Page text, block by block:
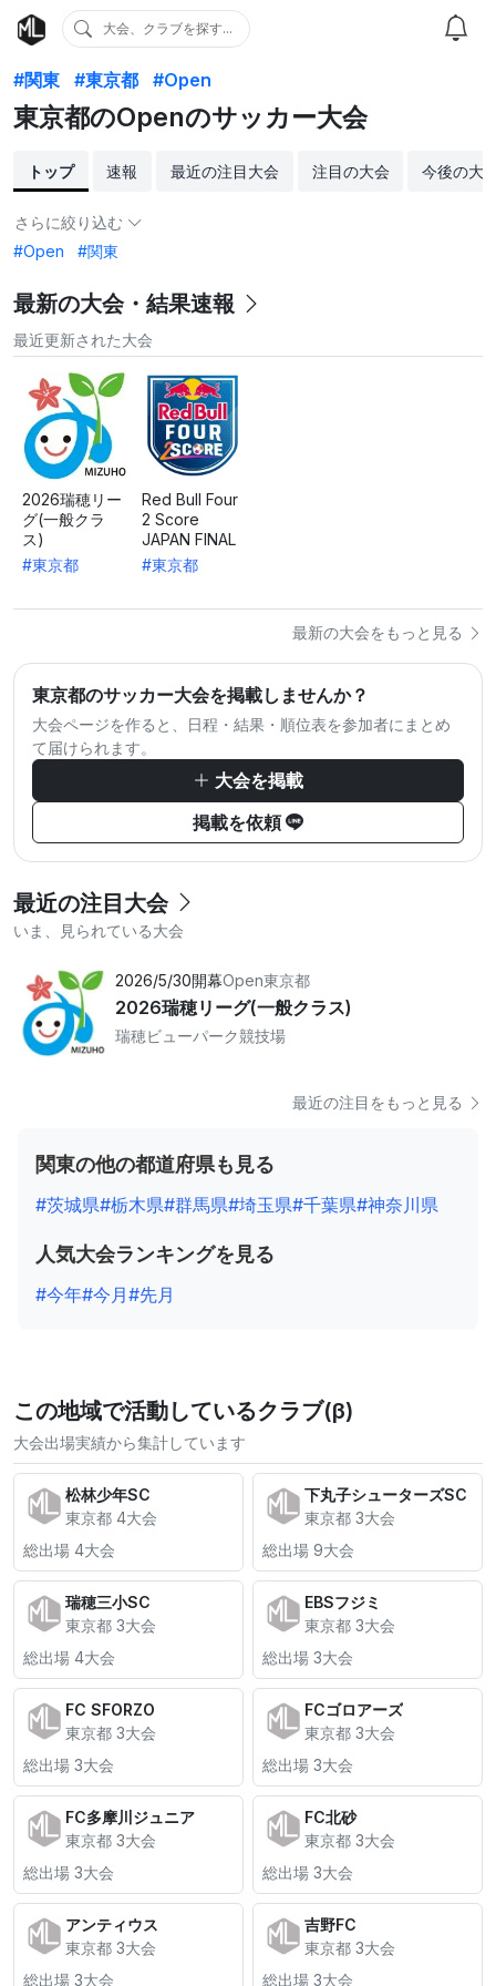
大会、クラブを探す...
#関東 #東京都 #Open
東京都のOpenのサッカー大会
トップ 速報 最近の注目大会 注目の大会 今後の大
さらに絞り込む
#Open
#関東
最新の大会・結果速報
最近更新された大会
2026瑞穂リー
グ(一般クラ
ス)
#東京都
Red Bull Four
2 Score
JAPAN FINAL
#東京都
最新の大会をもっと見る
東京都のサッカー大会を掲載しませんか？
大会ページを作ると、日程・結果・順位表を参加者にまとめ
て届けられます。
大会を掲載
掲載を依頼
最近の注目大会
いま、見られている大会
2026/5/30開幕Open東京都
2026瑞穂リーグ(一般クラス)
瑞穂ビューパーク競技場
最近の注目をもっと見る
関東の他の都道府県も見る
#茨城県#栃木県#群馬県#埼玉県#千葉県#神奈川県
人気大会ランキングを見る
#今年#今月#先月
この地域で活動しているクラブ(β)
大会出場実績から集計しています
松林少年SC
東京都 4大会
総出場 4大会
下丸子シューターズSC
東京都 3大会
総出場 9大会
瑞穂三小SC
東京都 3大会
総出場 4大会
EBSフジミ
東京都 3大会
総出場 3大会
FC SFORZO
東京都 3大会
総出場 3大会
FCゴロアーズ
東京都 3大会
総出場 3大会
FC多摩川ジュニア
東京都 3大会
総出場 3大会
FC北砂
東京都 3大会
総出場 3大会
アンティウス
東京都 3大会
総出場 3大会
吉野FC
東京都 3大会
総出場 3大会